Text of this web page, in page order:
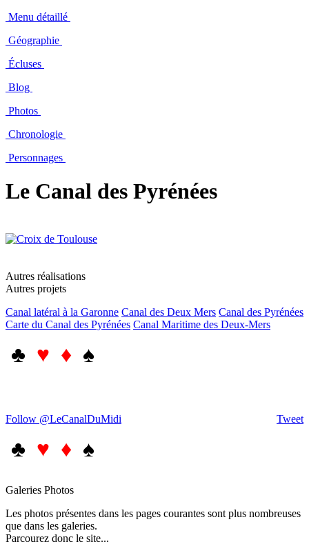
Menu détaillé
Géographie
Écluses
Blog
Photos
Chronologie
Personnages
Le Canal des Pyrénées
Autres réalisations
Autres projets
Canal latéral à la Garonne Canal des Deux Mers Canal des Pyrénées
Carte du Canal des Pyrénées Canal Maritime des Deux-Mers
♣ ♥ ♦ ♠
Tweet
Follow @LeCanalDuMidi
♣ ♥ ♦ ♠
Galeries Photos
Les photos présentes dans les pages courantes sont plus nombreuses
que dans les galeries.
Parcourez donc le site...